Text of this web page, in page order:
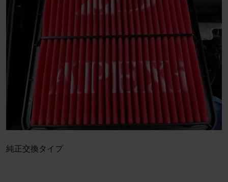
純正交換タイプ